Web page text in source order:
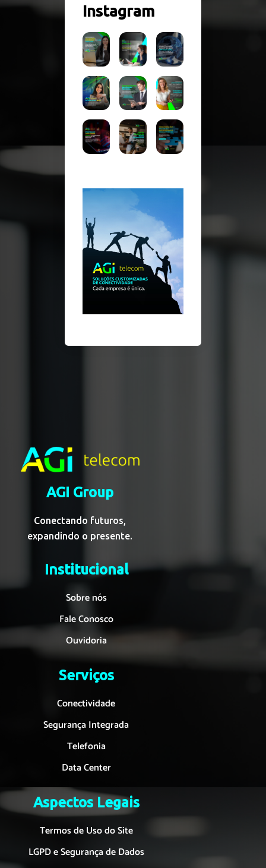
Instagram
AGI Group
Conectando futuros,
expandindo o presente.
Institucional
Sobre nós
Fale Conosco
Ouvidoria
Serviços
Conectividade
Segurança Integrada
Telefonia
Data Center
Aspectos Legais
Termos de Uso do Site
LGPD e Segurança de Dados